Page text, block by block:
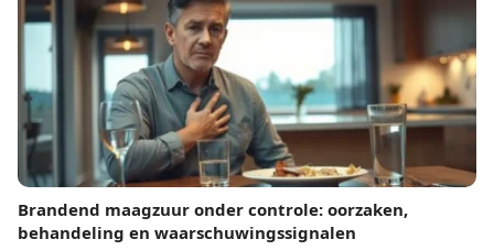
Brandend maagzuur onder controle: oorzaken,
behandeling en waarschuwingssignalen